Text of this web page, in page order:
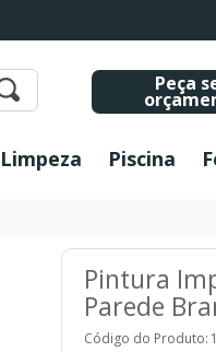
Peça
Limpeza Piscina
Pintura
Parede
Código do Produto: